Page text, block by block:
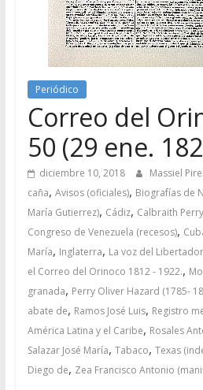
Periódico
Correo del
50 (29 ene.
diciembre 10, 2018 Massiel
caña, Avisos (oficiales), Biografías de
María Gutierrez), Cádiz, Calbraith
Congreso de Venezuela (recesos),
María, Inglaterra, La voz del
el Correo del Orinoco 1812 - 1922.,
granada, Perry Oliver Hazard (1785-
abate de, Ramos José Luis, Registro
América Latina y el Caribe, Rosales
Salazar José María, Tabaco, Texas
Diego de, Zea Francisco Antonio